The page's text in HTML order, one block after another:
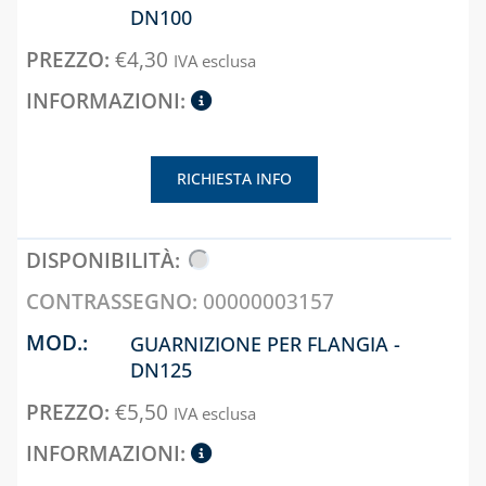
ELETTRICI
CASSETTE PER
INTERCETTAZIONE
DI GAS E ACQUA
CAPITOLO 08
ANTIGELO,
DISINCROSTANTI
E DETERGENTI
BENDE, NASTRI E
GUARNIZIONI
FASCETTE E
NASTRO
GUAINE
SPIRALATE
CORRUGATE,
DN100
€4,30 IVA esclusa
RICHIESTA INFO
00000003157
GUARNIZIONE PER FLANGIA -
DN125
€5,50 IVA esclusa